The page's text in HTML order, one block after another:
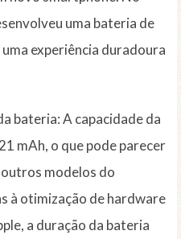
uma bateria de
experiência duradoura
bateria: A capacidade da
mAh, o que pode parecer
modelos do
à otimização de hardware
a duração da bateria